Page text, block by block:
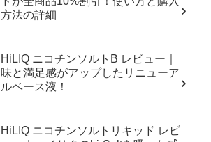
方法の詳細
HiLIQ ニコチンソルトB レビュー｜
味と満足感がアップしたリニューア
ルベース液！
HiLIQ ニコチンソルトリキッド レビ